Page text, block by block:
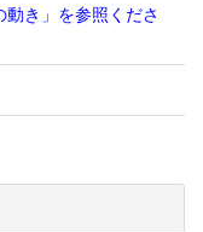
き」を参照くださ